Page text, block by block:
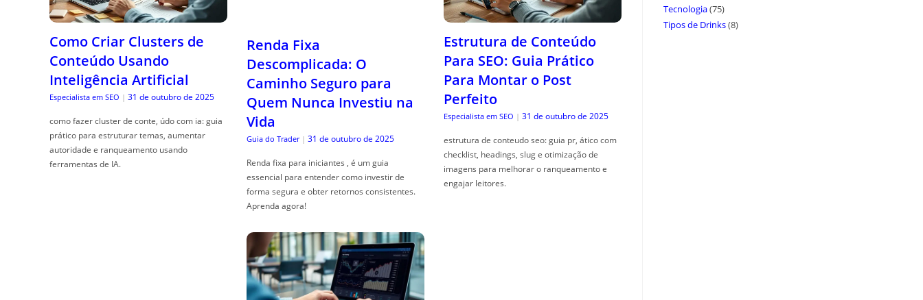
Como Criar Clusters de
Conteúdo Usando
Inteligência Artificial
Especialista em SEO | 31 de outubro de 2025
como fazer cluster de conte, údo com ia: guia
prático para estruturar temas, aumentar
autoridade e ranqueamento usando
ferramentas de IA.
Renda Fixa
Descomplicada: O
Caminho Seguro para
Quem Nunca Investiu na
Vida
Guia do Trader | 31 de outubro de 2025
Renda fixa para iniciantes , é um guia
essencial para entender como investir de
forma segura e obter retornos consistentes.
Aprenda agora!
Estrutura de Conteúdo
Para SEO: Guia Prático
Para Montar o Post
Perfeito
Especialista em SEO | 31 de outubro de 2025
estrutura de conteudo seo: guia pr, ático com
checklist, headings, slug e otimização de
imagens para melhorar o ranqueamento e
engajar leitores.
Tecnologia(75)
Tipos de Drinks(8)